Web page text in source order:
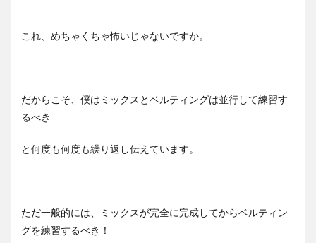
これ、めちゃくちゃ怖いじゃないですか。
だからこそ、僕はミックスとベルティングは並行して練習す
るべき
と何度も何度も繰り返し伝えています。
ただ一般的には、ミックスが完全に完成してからベルティン
グを練習するべき！